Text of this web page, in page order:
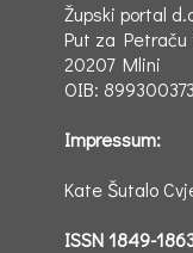
Župski portal
Put za Petraču
20207 Mlini
OIB:
Impressum:
Kate Šutalo
ISSN 1849-